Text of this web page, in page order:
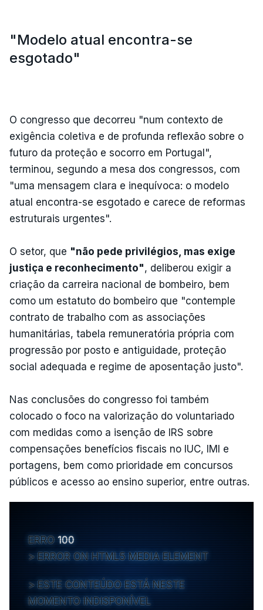
"Modelo atual encontra-se
esgotado"
O congresso que decorreu "num contexto de
exigência coletiva e de profunda reflexão sobre o
futuro da proteção e socorro em Portugal",
terminou, segundo a mesa dos congressos, com
"uma mensagem clara e inequívoca: o modelo
atual encontra-se esgotado e carece de reformas
estruturais urgentes".
O setor, que "não pede privilégios, mas exige
justiça e reconhecimento", deliberou exigir a
criação da carreira nacional de bombeiro, bem
como um estatuto do bombeiro que "contemple
contrato de trabalho com as associações
humanitárias, tabela remuneratória própria com
progressão por posto e antiguidade, proteção
social adequada e regime de aposentação justo".
Nas conclusões do congresso foi também
colocado o foco na valorização do voluntariado
com medidas como a isenção de IRS sobre
compensações benefícios fiscais no IUC, IMI e
portagens, bem como prioridade em concursos
públicos e acesso ao ensino superior, entre outras.
ERRO 100
ERROR ON HTML5 MEDIA ELEMENT
ESTE CONTEÚDO ESTÁ NESTE
MOMENTO INDISPONÍVEL